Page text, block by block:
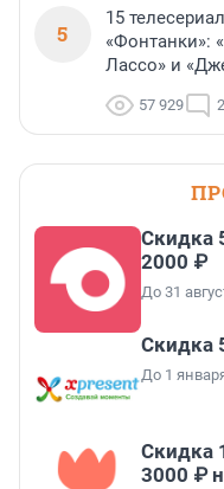
5
15
«Фонтанки»:
Лассо» и
57 929
Скидка
2000 ₽
До 31
Скидка
До 1
Скидка
3000 ₽